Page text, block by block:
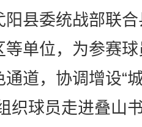
县委统战部联合
等单位，为参赛
道，协调增设“
织球员走进叠山